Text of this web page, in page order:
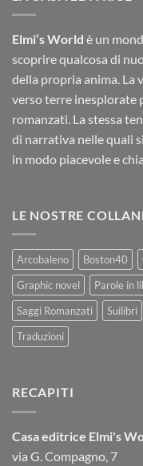
Elmi’s World è un
scoprire qualcosa di
della propria anima. La
verso terre inesplorate
romanzati. La stessa
di narrativa nelle quali
in modo piacevole e
LE NOSTRE
Arcobaleno Boston40
Graphic novel
Parole in
Saggi Romanzati
Suilibri
Traduzioni
RECAPITI
Casa editrice Elmi's
via G. Compagno, 7